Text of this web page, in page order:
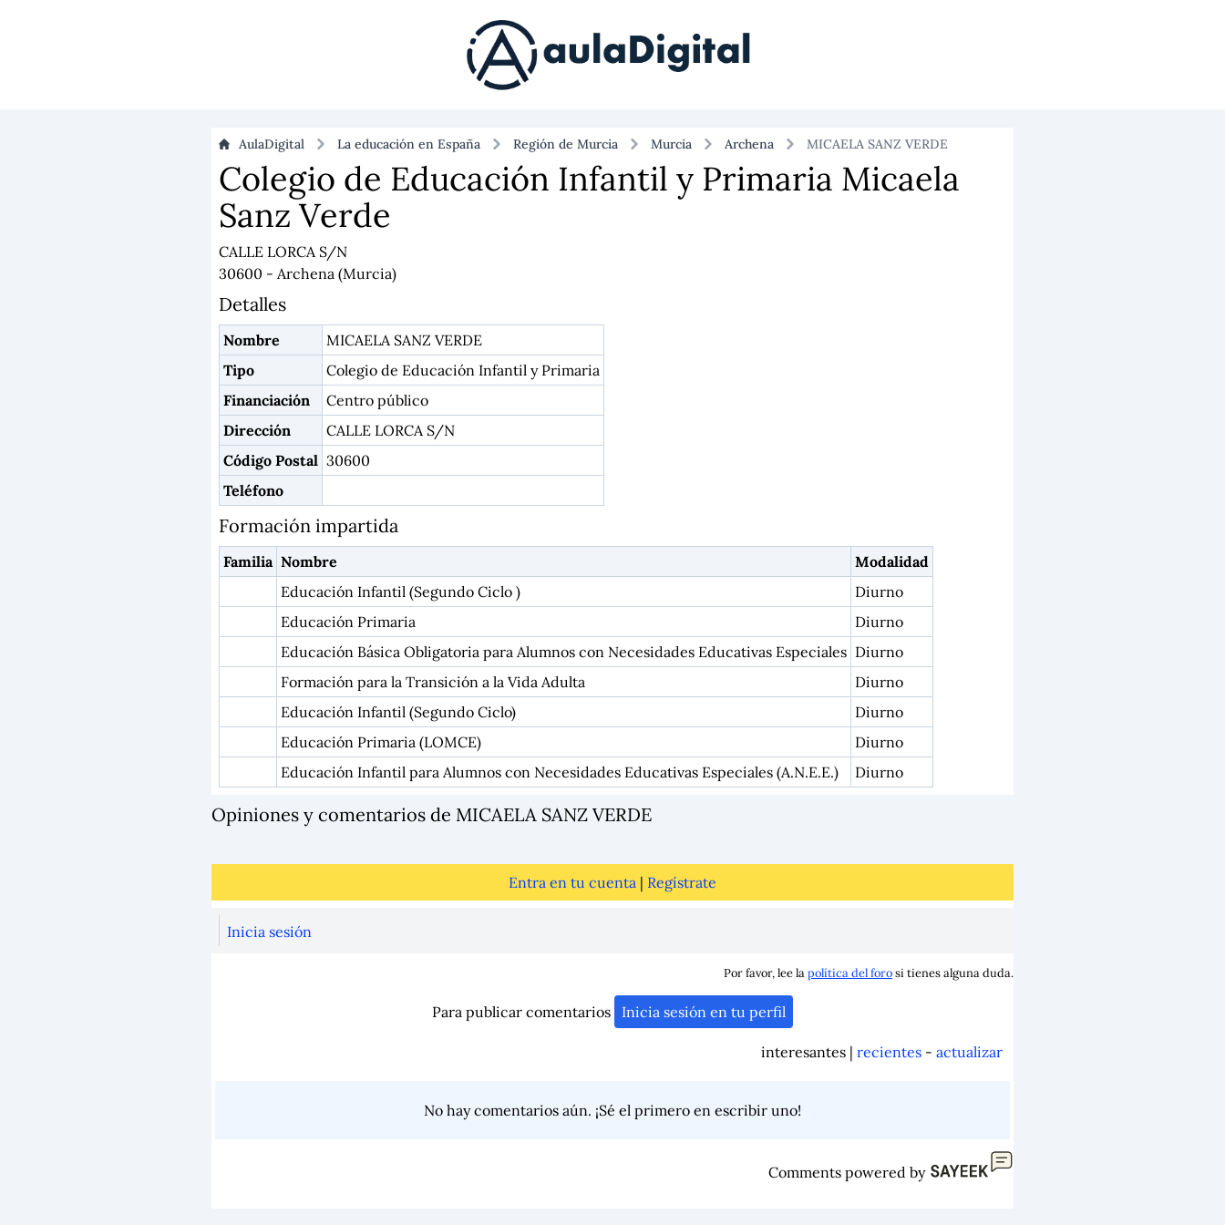
AulaDigital La educación en España Región de Murcia Murcia Archena MICAELA SANZ VERDE
Colegio de Educación Infantil y Primaria Micaela
Sanz Verde
CALLE LORCA S/N
30600 - Archena (Murcia)
Detalles
Nombre
MICAELA SANZ VERDE
Tipo
Colegio de Educación Infantil y Primaria
Financiación
Centro público
Dirección
CALLE LORCA S/N
Código Postal 30600
Teléfono
Formación impartida
Familia Nombre
Modalidad
Educación Infantil (Segundo Ciclo )
Diurno
Educación Primaria
Diurno
Educación Básica Obligatoria para Alumnos con Necesidades Educativas Especiales Diurno
Formación para la Transición a la Vida Adulta
Diurno
Educación Infantil (Segundo Ciclo)
Diurno
Educación Primaria (LOMCE)
Diurno
Educación Infantil para Alumnos con Necesidades Educativas Especiales (A.N.E.E.)
Diurno
Opiniones y comentarios de MICAELA SANZ VERDE
Entra en tu cuenta | Regístrate
Inicia sesión
Por favor, lee lapolítica del forosi tienes alguna duda.
Para publicar comentarios Inicia sesión en tu perfil
interesantes | recientes - actualizar
No hay comentarios aún. ¡Sé el primero en escribir uno!
Comments powered by